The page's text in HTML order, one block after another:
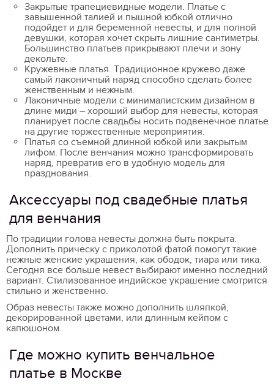
Закрытые трапециевидные модели. Платье с
завышенной талией и пышной юбкой отлично
подойдет и для беременной невесты, и для полной
девушки, которая хочет скрыть лишние сантиметры.
Большинство платьев прикрывают плечи и зону
декольте.
Кружевные платья. Традиционное кружево даже
самый лаконичный наряд способно сделать более
женственным и нежным.
Лаконичные модели с минималистским дизайном в
длине миди – хороший выбор для невесты, которая
планирует после свадьбы носить подвенечное платье
на другие торжественные мероприятия.
Платья со съемной длинной юбкой или закрытым
лифом. После венчания можно трансформировать
наряд, превратив его в удобную модель для
празднования.
Аксессуары под свадебные платья
для венчания
По традиции голова невесты должна быть покрыта.
Дополнить прическу с приколотой фатой помогут такие
нежные женские украшения, как ободок, тиара или тика.
Сегодня все больше невест выбирают именно последний
вариант. Стилизованное индийское украшение смотрится
стильно и женственно.
Образ невесты также можно дополнить шляпкой,
декорированной цветами, или длинным кейпом с
капюшоном.
Где можно купить венчальное
платье в Москве